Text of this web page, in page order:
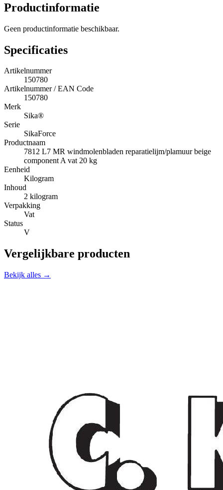
Productinformatie
Geen productinformatie beschikbaar.
Specificaties
Artikelnummer
150780
Artikelnummer / EAN Code
150780
Merk
Sika®
Serie
SikaForce
Productnaam
7812 L7 MR windmolenbladen reparatielijm/plamuur beige
component A vat 20 kg
Eenheid
Kilogram
Inhoud
2 kilogram
Verpakking
Vat
Status
V
Vergelijkbare producten
Bekijk alles →